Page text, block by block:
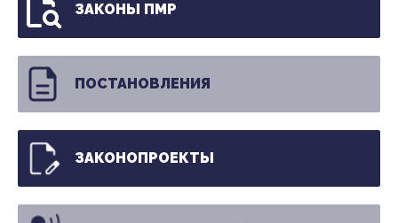
ЗАКОНЫ ПМР
ПОСТАНОВЛЕНИЯ
ЗАКОНОПРОЕКТЫ